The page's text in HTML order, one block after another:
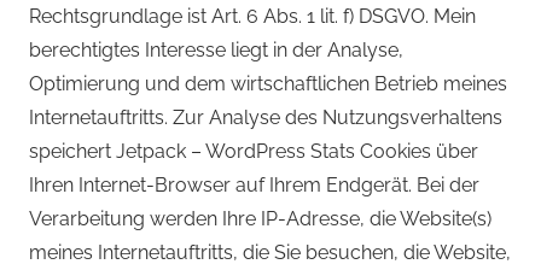
Rechtsgrundlage ist Art. 6 Abs. 1 lit. f) DSGVO. Mein
berechtigtes Interesse liegt in der Analyse,
Optimierung und dem wirtschaftlichen Betrieb meines
Internetauftritts. Zur Analyse des Nutzungsverhaltens
speichert Jetpack – WordPress Stats Cookies über
Ihren Internet-Browser auf Ihrem Endgerät. Bei der
Verarbeitung werden Ihre IP-Adresse, die Website(s)
meines Internetauftritts, die Sie besuchen, die Website,